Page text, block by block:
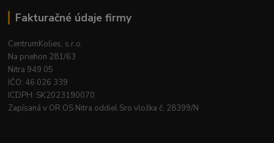
Fakturačné údaje firmy
CentrumKolies, s.r.o.
Na priehon 281/63
Nitra 949 05
IČO: 46 026 339
ICDPH: SK2023190070
Zapísaná v OR OS Nitra oddiel Sro vložka č. 28399/N